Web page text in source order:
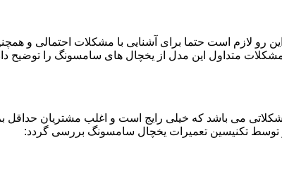
رو لازم است حتما برای آشنایی با مشکلات احتمالی و
متداول این مدل از یخچال های سامسونگ را توضیح
می باشد که خیلی رایج است و اغلب مشتریان حداقل